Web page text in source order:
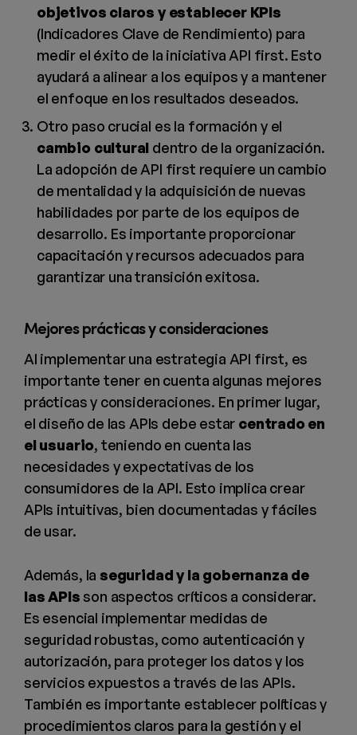
objetivos claros y establecer KPIs
(Indicadores Clave de Rendimiento) para
medir el éxito de la iniciativa API first. Esto
ayudará a alinear a los equipos y a mantener
el enfoque en los resultados deseados.
Otro paso crucial es la formación y el
cambio cultural dentro de la organización.
La adopción de API first requiere un cambio
de mentalidad y la adquisición de nuevas
habilidades por parte de los equipos de
desarrollo. Es importante proporcionar
capacitación y recursos adecuados para
garantizar una transición exitosa.
Mejores prácticas y consideraciones
Al implementar una estrategia API first, es
importante tener en cuenta algunas mejores
prácticas y consideraciones. En primer lugar,
el diseño de las APIs debe estar centrado en
el usuario, teniendo en cuenta las
necesidades y expectativas de los
consumidores de la API. Esto implica crear
APIs intuitivas, bien documentadas y fáciles
de usar.
Además, laseguridad y la gobernanza de
las APIs son aspectos críticos a considerar.
Es esencial implementar medidas de
seguridad robustas, como autenticación y
autorización, para proteger los datos y los
servicios expuestos a través de las APIs.
También es importante establecer políticas y
procedimientos claros para la gestión y el